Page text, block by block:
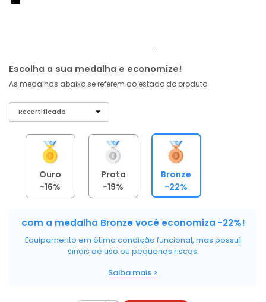
R$ 2.699
Escolha a sua medalha e economize!
As medalhas abaixo se referem ao estado do produto
Ouro
-16%
Prata
-19%
Bronze
-22%
com a medalha Bronze você economiza -22%!
Equipamento em ótima condição funcional, mas possuí
sinais de uso ou pequenos riscos.
Saiba mais >